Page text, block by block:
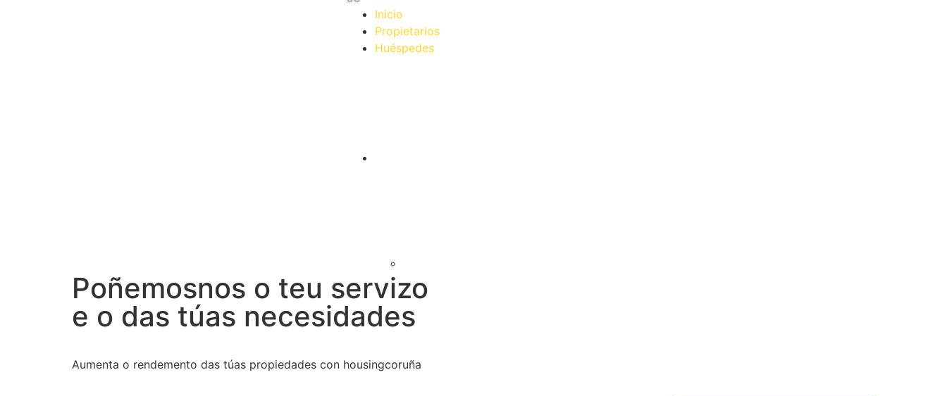
Inicio
Propietarios
Huéspedes
Poñemosnos o teu servizo
e o das túas necesidades
Aumenta o rendemento das túas propiedades con housingcoruña